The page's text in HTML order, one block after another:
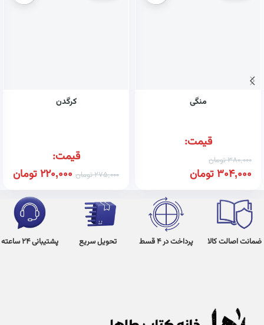
منگی
قیمت:
380,000تومان
304,000تومان
کرگدن
قیمت:
275,000تومان 220,000تومان
ضمانت اصالت کالا پرداخت در 4 قسط تحویل سریع پشتیبانی 24 ساعته